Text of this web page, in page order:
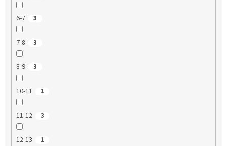
6-7 3
7-8 3
8-9 3
10-11 1
11-12 3
12-13 1